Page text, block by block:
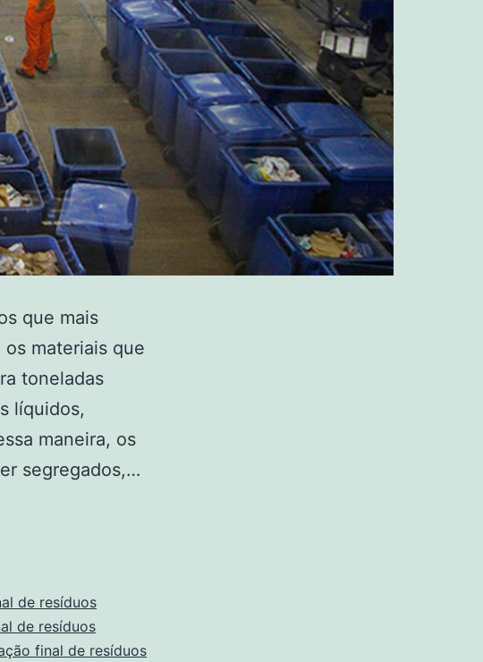
que mais
materiais que
toneladas
líquidos,
maneira, os
segregados,…
de resíduos
de resíduos
final de resíduos